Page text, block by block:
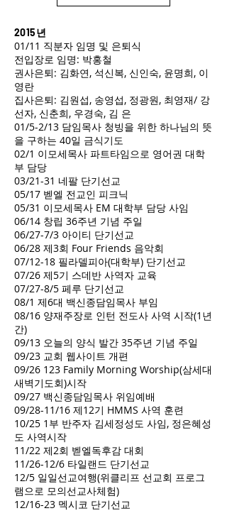
2015년
01/11 직분자 임명 및 은퇴식
전입장로 임명: 박홍철
권사은퇴: 김화연, 석신복, 신인숙, 윤명희, 이
영란
집사은퇴: 김원섭, 송영섭, 정광원, 최영재/ 강
선자, 신춘희, 우경숙, 김 은
01/5-2/13 담임목사 청빙을 위한 하나님의 뜻
을 구하는 40일 금식기도
02/1 이모세목사 파트타임으로 영어권 대학
부 담당
03/21-31 네팔 단기선교
05/17 벧엘 전교인 피크닉
05/31 이모세목사 EM 대학부 담당 사임
06/14 창립 36주년 기념 주일
06/27-7/3 아이티 단기선교
06/28 제3회 Four Friends 음악회
07/12-18 필라델피아(대학부) 단기선교
07/26 제5기 스데반 사역자 교육
07/27-8/5 페루 단기선교
08/1 제6대 백신종담임목사 부임
08/16 양재주장로 인턴 전도사 사역 시작(1년
간)
09/13 오늘의 양식 발간 35주년 기념 주일
09/23 교회 웹사이트 개편
09/26 123 Family Morning Worship(삼세대
새벽기도회)시작
09/27 백신종담임목사 위임예배
09/28-11/16 제12기 HMMS 사역 훈련
10/25 1부 반주자 김세정성도 사임, 정은혜성
도 사역시작
11/22 제2회 벧엘독후감 대회
11/26-12/6 타일랜드 단기선교
12/5 일일선교여행(위클리프 선교회 프로그
램으로 모의선교사체험)
12/16-23 멕시코 단기선교